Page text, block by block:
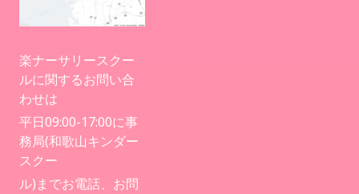
楽ナーサリースクー
ルに関するお問い合
わせは
平日09:00-17:00に事
務局(和歌山キンダー
スクー
ル)までお電話、お問